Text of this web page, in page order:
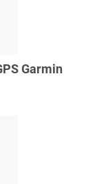
Garmin